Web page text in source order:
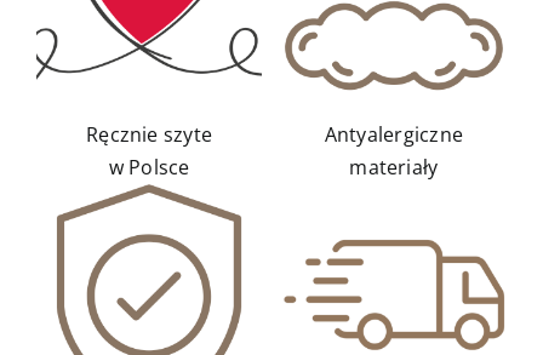
Ręcznie szyte
w Polsce
Antyalergiczne
materiały